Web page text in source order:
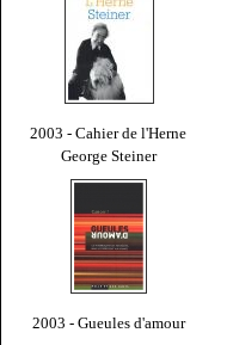
2003 - Cahier de l'Herne
George Steiner
2003 - Gueules d'amour